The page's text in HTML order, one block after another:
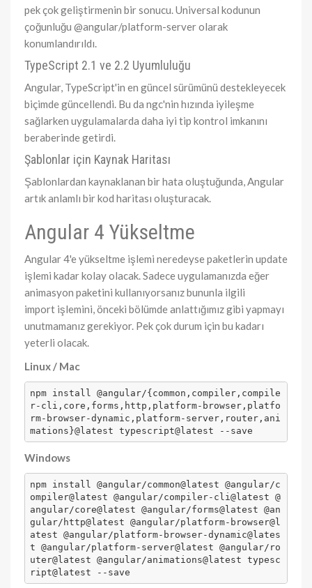
pek çok geliştirmenin bir sonucu. Universal kodunun
çoğunluğu @angular/platform-server olarak
konumlandırıldı.
TypeScript 2.1 ve 2.2 Uyumluluğu
Angular, TypeScript'in en güncel sürümünü destekleyecek
biçimde güncellendi. Bu da ngc'nin hızında iyileşme
sağlarken uygulamalarda daha iyi tip kontrol imkanını
beraberinde getirdi.
Şablonlar için Kaynak Haritası
Şablonlardan kaynaklanan bir hata oluştuğunda, Angular
artık anlamlı bir kod haritası oluşturacak.
Angular 4 Yükseltme
Angular 4'e yükseltme işlemi neredeyse paketlerin update
işlemi kadar kolay olacak. Sadece uygulamanızda eğer
animasyon paketini kullanıyorsanız bununla ilgili
import işlemini, önceki bölümde anlattığımız gibi yapmayı
unutmamanız gerekiyor. Pek çok durum için bu kadarı
yeterli olacak.
Linux / Mac
npm install @angular/{common,compiler,compile
r-cli,core,forms,http,platform-browser,platfo
rm-browser-dynamic,platform-server,router,ani
mations}@latest typescript@latest --save
Windows
npm install @angular/common@latest @angular/c
ompiler@latest @angular/compiler-cli@latest @
angular/core@latest @angular/forms@latest @an
gular/http@latest @angular/platform-browser@l
atest @angular/platform-browser-dynamic@lates
t @angular/platform-server@latest @angular/ro
uter@latest @angular/animations@latest typesc
ript@latest --save